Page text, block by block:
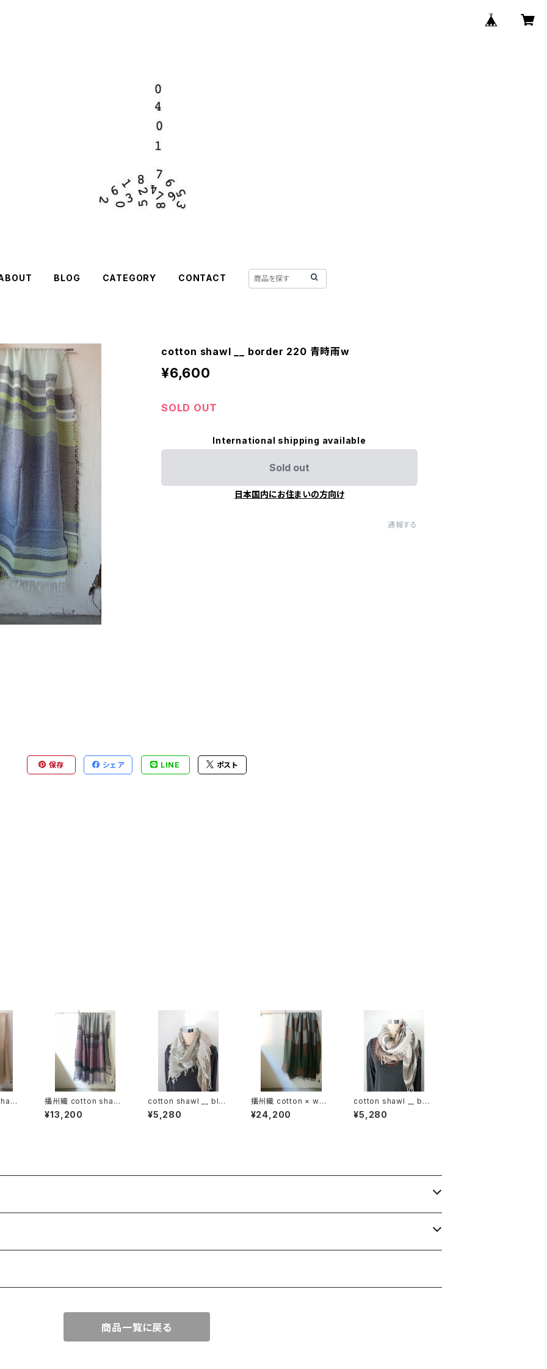
BLOG CATEGORY CONTACT
cotton shawl __ border 220 青時雨w
¥6,600
SOLD OUT
International shipping available
Sold out
日本国内にお住まいの方向け
通報する
保存 シェア LINE ポスト
播州織 cotton shawl
__ border 220-120
紫電GK
¥13,200
cotton shawl __ blo
ck 160 裏葉w
¥5,280
播州織 cotton × woo
l __ block 220-120
狭霧GK
¥24,200
cotton shawl __ bor
der 160 春泥w
¥5,280
商品一覧に戻る